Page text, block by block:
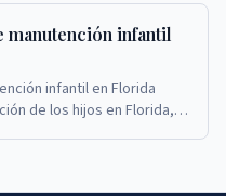
manutención infantil
infantil en Florida
de los hijos en Florida,